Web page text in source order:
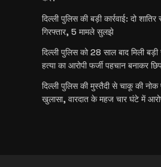
दिल्ली पुलिस की बड़ी कार्रवाई: दो
गिरफ्तार, 5 मामले सुलझे
दिल्ली पुलिस को 28 साल बाद मिली
हत्या का आरोपी फर्जी पहचान बनाकर
दिल्ली पुलिस की मुस्तैदी से चाकू की
खुलासा, वारदात के महज चार घंटे में